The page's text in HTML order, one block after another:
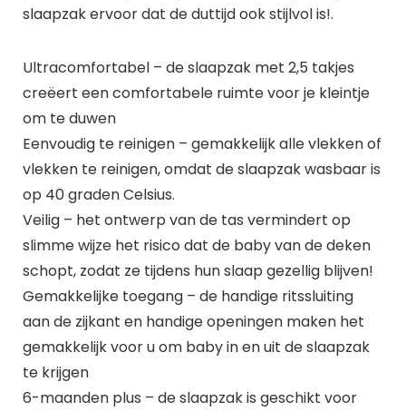
slaapzak ervoor dat de duttijd ook stijlvol is!.
Ultracomfortabel – de slaapzak met 2,5 takjes
creëert een comfortabele ruimte voor je kleintje
om te duwen
Eenvoudig te reinigen – gemakkelijk alle vlekken of
vlekken te reinigen, omdat de slaapzak wasbaar is
op 40 graden Celsius.
Veilig – het ontwerp van de tas vermindert op
slimme wijze het risico dat de baby van de deken
schopt, zodat ze tijdens hun slaap gezellig blijven!
Gemakkelijke toegang – de handige ritssluiting
aan de zijkant en handige openingen maken het
gemakkelijk voor u om baby in en uit de slaapzak
te krijgen
6-maanden plus – de slaapzak is geschikt voor